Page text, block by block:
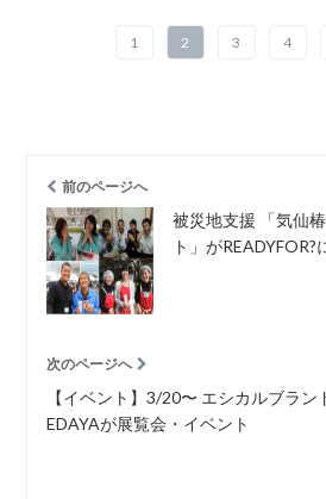
1 2 3 4
前のページへ
被災地支援 「気仙
ト」がREADYFOR?
次のページへ
【イベント】3/20〜 エシカルブラン
EDAYAが展覧会・イベント